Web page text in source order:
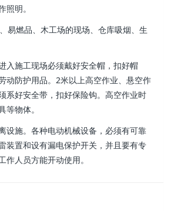
明。
易燃品、木工场的现场 、仓库吸烟 、生
入施工现场必须戴好安全帽 ，扣好帽
防护用品。2米以上高空作业、悬空作
系好安全带 ，扣好保险钩。高空作业时
体。
施 。各种电动机械设备，必须有可靠
装置和设有漏电保护开关 ，并且要有专
作人员方能开动使用。